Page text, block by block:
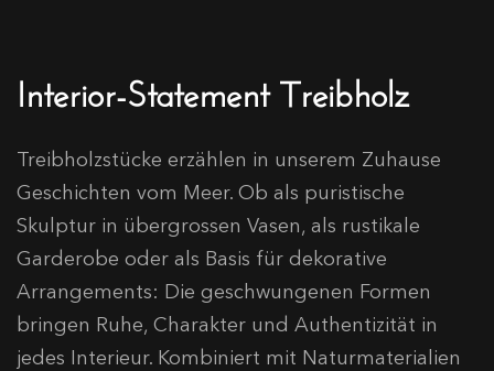
Interior-Statement Treibholz
Treibholzstücke erzählen in unserem Zuhause
Geschichten vom Meer. Ob als puristische
Skulptur in übergrossen Vasen, als rustikale
Garderobe oder als Basis für dekorative
Arrangements: Die geschwungenen Formen
bringen Ruhe, Charakter und Authentizität in
jedes Interieur. Kombiniert mit Naturmaterialien